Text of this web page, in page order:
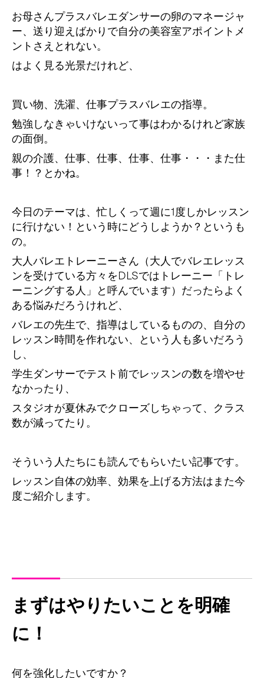
お母さんプラスバレエダンサーの卵のマネージャ
ー、送り迎えばかりで自分の美容室アポイントメ
ントさえとれない。
はよく見る光景だけれど、
買い物、洗濯、仕事プラスバレエの指導。
勉強しなきゃいけないって事はわかるけれど家族
の面倒。
親の介護、仕事、仕事、仕事、仕事・・・また仕
事！？とかね。
今日のテーマは、忙しくって週に1度しかレッスン
に行けない！という時にどうしようか？というも
の。
大人バレエトレーニーさん（大人でバレエレッス
ンを受けている方々をDLSではトレーニー「トレ
ーニングする人」と呼んでいます）だったらよく
ある悩みだろうけれど、
バレエの先生で、指導はしているものの、自分の
レッスン時間を作れない、という人も多いだろう
し、
学生ダンサーでテスト前でレッスンの数を増やせ
なかったり、
スタジオが夏休みでクローズしちゃって、クラス
数が減ってたり。
そういう人たちにも読んでもらいたい記事です。
レッスン自体の効率、効果を上げる方法はまた今
度ご紹介します。
まずはやりたいことを明確
に！
何を強化したいですか？